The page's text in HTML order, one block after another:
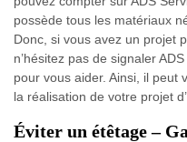
possède tous les matériaux
Donc, si vous avez un projet
n’hésitez pas de signaler
pour vous aider. Ainsi, il peut
la réalisation de votre projet
Éviter un étêtage –